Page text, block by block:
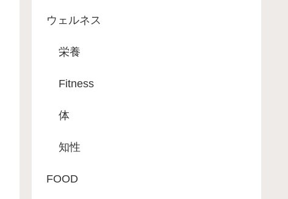
ウェルネス
栄養
Fitness
体
知性
FOOD